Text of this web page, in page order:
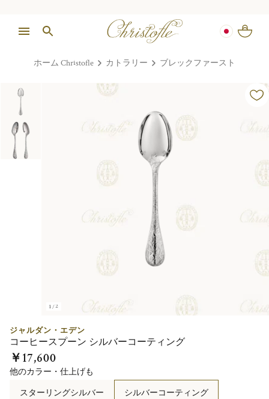
ホーム Christofle カトラリー ブレックファースト
1/2
ジャルダン・エデン
コーヒースプーン シルバーコーティング
￥17,600
他のカラー・仕上げも
スターリングシルバー
シルバーコーティング